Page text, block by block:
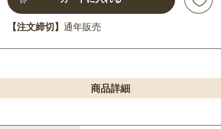
【注文締切】 通年販売
商品詳細